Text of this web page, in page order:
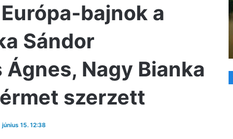
bajnok a
Sándor
Nagy Bianka
szerzett
15. 12:38